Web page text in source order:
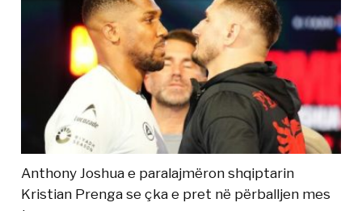
Anthony Joshua e paralajmëron shqiptarin
Kristian Prenga se çka e pret në përballjen mes